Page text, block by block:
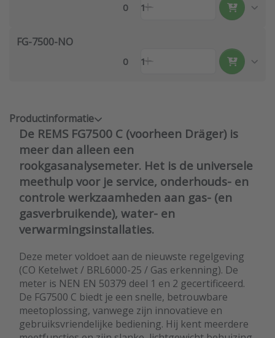
0 1
FG-7500-NO
0 1
Productinformatie
De REMS FG7500 C (voorheen Dräger) is
meer dan alleen een
rookgasanalysemeter. Het is de universele
meethulp voor je service, onderhouds- en
controle werkzaamheden aan gas- (en
gasverbruikende), water- en
verwarmingsinstallaties.
Deze meter voldoet aan de nieuwste regelgeving
(CO Ketelwet / BRL6000-25 / Gas erkenning). De
meter is NEN EN 50379 deel 1 en 2 gecertificeerd.
De FG7500 C biedt je een snelle, betrouwbare
meetoplossing, vanwege zijn innovatieve en
gebruiksvriendelijke bediening. Hij kent meerdere